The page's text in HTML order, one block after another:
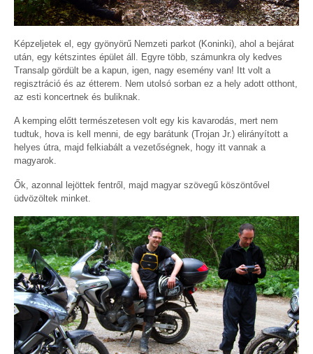
Képzeljetek el, egy gyönyörű Nemzeti parkot (Koninki), ahol a bejárat
után, egy kétszintes épület áll. Egyre több, számunkra oly kedves
Transalp gördült be a kapun, igen, nagy esemény van! Itt volt a
regisztráció és az étterem. Nem utolsó sorban ez a hely adott otthont,
az esti koncertnek és buliknak.
A kemping előtt természetesen volt egy kis kavarodás, mert nem
tudtuk, hova is kell menni, de egy barátunk (Trojan Jr.) elirányított a
helyes útra, majd felkiabált a vezetőségnek, hogy itt vannak a
magyarok.
Ők, azonnal lejöttek fentről, majd magyar szövegű köszöntővel
üdvözöltek minket.